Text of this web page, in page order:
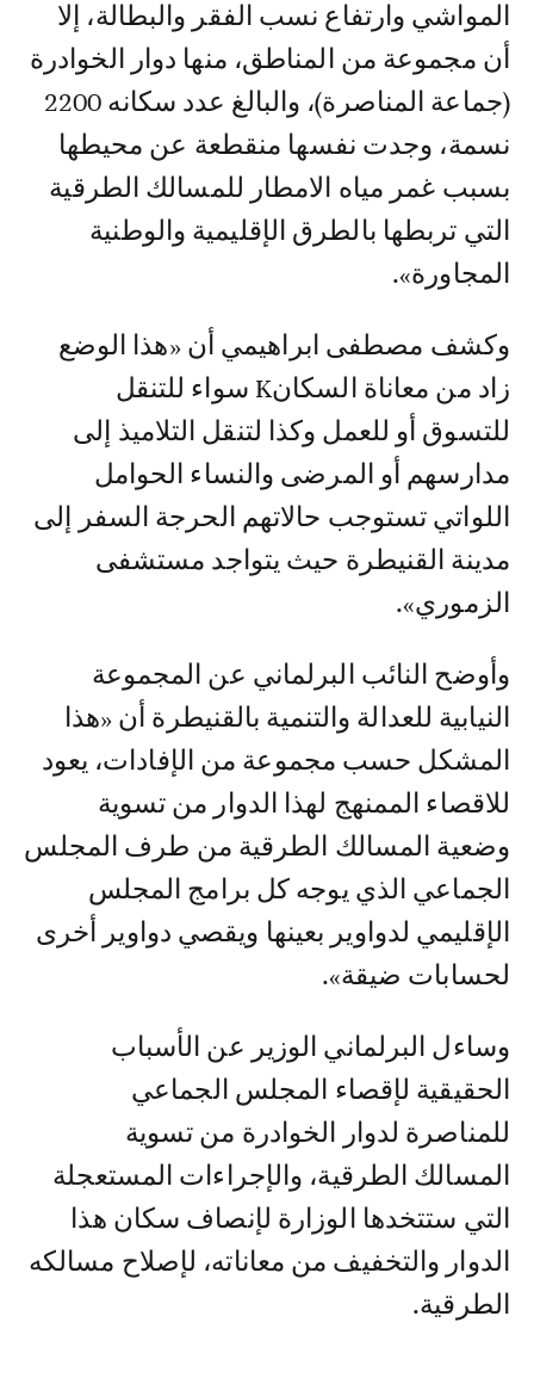
المواشي وارتفاع نسب الفقر والبطالة، إلا
أن مجموعة من المناطق، منها دوار الخوادرة
(جماعة المناصرة)، والبالغ عدد سكانه 2200
نسمة، وجدت نفسها منقطعة عن محيطها
بسبب غمر مياه الامطار للمسالك الطرقية
التي تربطها بالطرق الإقليمية والوطنية
المجاورة».
وكشف مصطفى ابراهيمي أن «هذا الوضع
زاد من معاناة السكانK سواء للتنقل
للتسوق أو للعمل وكذا لتنقل التلاميذ إلى
مدارسهم أو المرضى والنساء الحوامل
اللواتي تستوجب حالاتهم الحرجة السفر إلى
مدينة القنيطرة حيث يتواجد مستشفى
الزموري».
وأوضح النائب البرلماني عن المجموعة
النيابية للعدالة والتنمية بالقنيطرة أن «هذا
المشكل حسب مجموعة من الإفادات، يعود
للاقصاء الممنهج لهذا الدوار من تسوية
وضعية المسالك الطرقية من طرف المجلس
الجماعي الذي يوجه كل برامج المجلس
الإقليمي لدواوير بعينها ويقصي دواوير أخرى
لحسابات ضيقة».
وساءل البرلماني الوزير عن الأسباب
الحقيقية لإقصاء المجلس الجماعي
للمناصرة لدوار الخوادرة من تسوية
المسالك الطرقية، والإجراءات المستعجلة
التي ستتخدها الوزارة لإنصاف سكان هذا
الدوار والتخفيف من معاناته، لإصلاح مسالكه
الطرقية.